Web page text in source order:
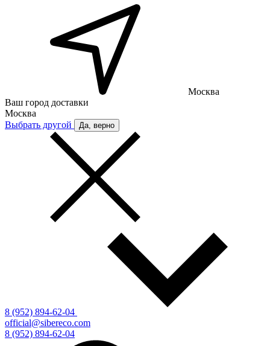
Москва
Ваш город доставки
Москва
Выбрать другой
Да, верно
8 (952) 894-62-04
official@sibereco.com
8 (952) 894-62-04